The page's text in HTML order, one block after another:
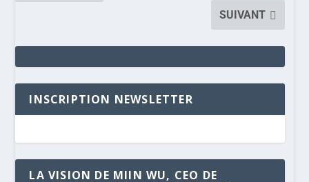
SUIVANT
INSCRIPTION NEWSLETTER
LA VISION DE MIIN WU, CEO DE